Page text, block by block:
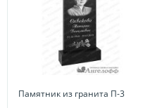
Памятник из гранита П-3